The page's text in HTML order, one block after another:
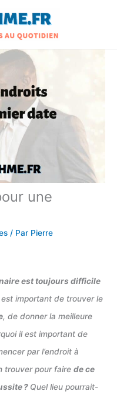
une
/ Par Pierre
est toujours difficile
est important de trouver le
, de donner la meilleure
il est important de
par l’endroit à
trouver pour faire de ce
? Quel lieu pourrait-